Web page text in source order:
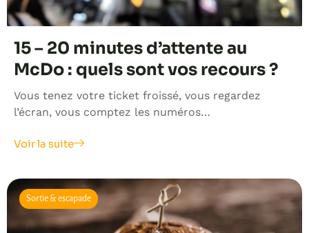
15 – 20 minutes d’attente au
McDo : quels sont vos recours ?
Vous tenez votre ticket froissé, vous regardez
l’écran, vous comptez les numéros…
Voir la suite
Sortie & escapade